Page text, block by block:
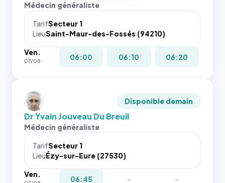
Médecin généraliste
TarifSecteur 1
LieuSaint-Maur-des-Fossés (94210)
Ven.
07/08 06:00 06:10 06:20
Disponible demain
Dr Yvain Jouveau Du Breuil
Médecin généraliste
TarifSecteur 1
LieuÉzy-sur-Eure (27530)
Ven.
06:45 - -